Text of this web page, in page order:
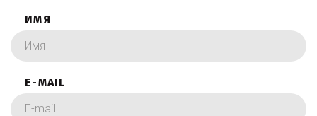
ИМЯ
E-MAIL